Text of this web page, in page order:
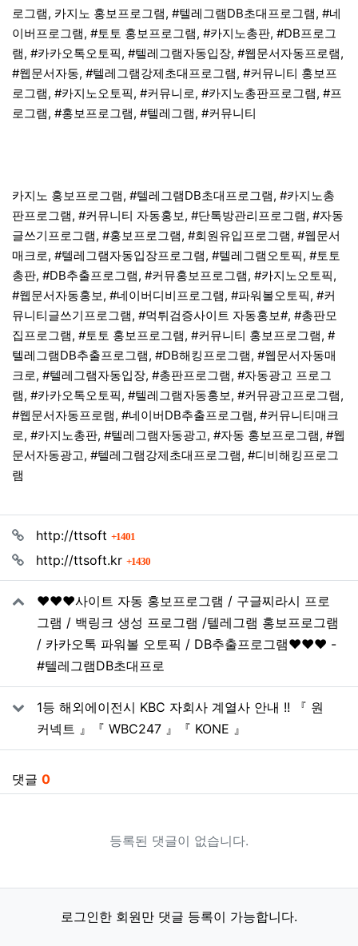
로그램, 카지노 홍보프로그램, #텔레그램DB초대프로그램, #네
이버프로그램, #토토 홍보프로그램, #카지노총판, #DB프로그
램, #카카오톡오토픽, #텔레그램자동입장, #웹문서자동프로램,
#웹문서자동, #텔레그램강제초대프로그램, #커뮤니티 홍보프
로그램, #카지노오토픽, #커뮤니로, #카지노총판프로그램, #프
로그램, #홍보프로그램, #텔레그램, #커뮤니티
카지노 홍보프로그램, #텔레그램DB초대프로그램, #카지노총
판프로그램, #커뮤니티 자동홍보, #단톡방관리프로그램, #자동
글쓰기프로그램, #홍보프로그램, #회원유입프로그램, #웹문서
매크로, #텔레그램자동입장프로그램, #텔레그램오토픽, #토토
총판, #DB추출프로그램, #커뮤홍보프로그램, #카지노오토픽,
#웹문서자동홍보, #네이버디비프로그램, #파워볼오토픽, #커
뮤니티글쓰기프로그램, #먹튀검증사이트 자동홍보#, #총판모
집프로그램, #토토 홍보프로그램, #커뮤니티 홍보프로그램, #
텔레그램DB추출프로그램, #DB해킹프로그램, #웹문서자동매
크로, #텔레그램자동입장, #총판프로그램, #자동광고 프로그
램, #카카오톡오토픽, #텔레그램자동홍보, #커뮤광고프로그램,
#웹문서자동프로램, #네이버DB추출프로그램, #커뮤니티매크
로, #카지노총판, #텔레그램자동광고, #자동 홍보프로그램, #웹
문서자동광고, #텔레그램강제초대프로그램, #디비해킹프로그
램
http://ttsoft 1401
http://ttsoft.kr
1430회 연결
❤️❤️❤️사이트 자동 홍보프로그램 / 구글찌라시 프로
그램 / 백링크 생성 프로그램 /텔레그램 홍보프로그램
/ 카카오톡 파워볼 오토픽 / DB추출프로그램❤️❤️❤️ -
#텔레그램DB초대프로
1등 해외에이전시 KBC 자회사 계열사 안내 !! 『 원
커넥트 』『 WBC247 』『 KONE 』
댓글 0
등록된 댓글이 없습니다.
로그인한 회원만 댓글 등록이 가능합니다.